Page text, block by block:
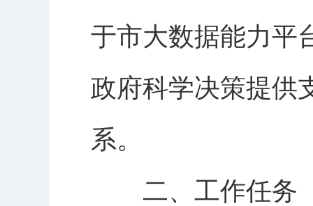
于市大数据能力平
政府科学决策提供
系。
二、工作任务